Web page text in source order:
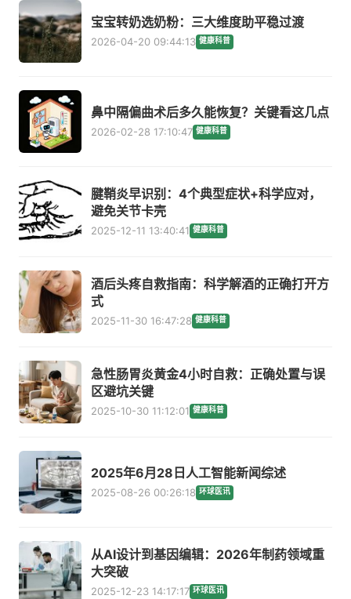
宝宝转奶选奶粉：三大维度助平稳过渡
2026-04-20 09:44:13 健康科普
鼻中隔偏曲术后多久能恢复？关键看这几点
2026-02-28 17:10:47 健康科普
腱鞘炎早识别：4个典型症状+科学应对，
避免关节卡壳
2025-12-11 13:40:41 健康科普
酒后头疼自救指南：科学解酒的正确打开方
式
2025-11-30 16:47:28 健康科普
急性肠胃炎黄金4小时自救：正确处置与误
区避坑关键
2025-10-30 11:12:01 健康科普
2025年6月28日人工智能新闻综述
2025-08-26 00:26:18 环球医讯
从AI设计到基因编辑：2026年制药领域重
大突破
2025-12-23 14:17:17 环球医讯